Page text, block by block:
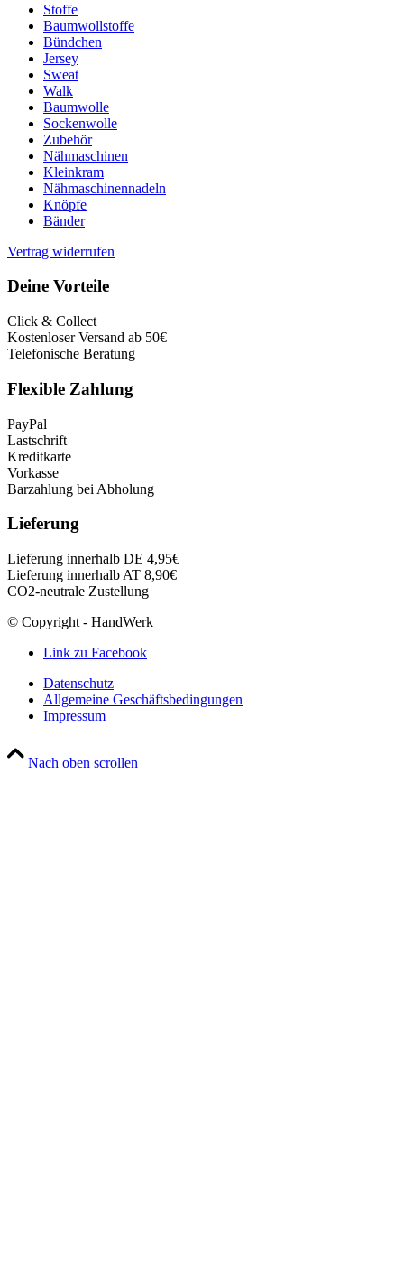
Stoffe
Baumwollstoffe
Bündchen
Jersey
Sweat
Walk
Baumwolle
Sockenwolle
Zubehör
Nähmaschinen
Kleinkram
Nähmaschinennadeln
Knöpfe
Bänder
Vertrag widerrufen
Deine Vorteile
Click & Collect
Kostenloser Versand ab 50€
Telefonische Beratung
Flexible Zahlung
PayPal
Lastschrift
Kreditkarte
Vorkasse
Barzahlung bei Abholung
Lieferung
Lieferung innerhalb DE 4,95€
Lieferung innerhalb AT 8,90€
CO2-neutrale Zustellung
© Copyright - HandWerk
Link zu Facebook
Datenschutz
Allgemeine Geschäftsbedingungen
Impressum
Nach oben scrollen